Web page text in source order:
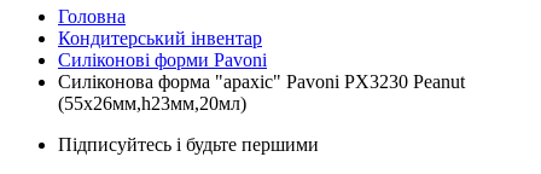
Головна
Кондитерський інвентар
Силіконові форми Pavoni
Силіконова форма "арахіс" Pavoni PX3230 Peanut
(55x26мм,h23мм,20мл)
Підписуйтесь і будьте першими